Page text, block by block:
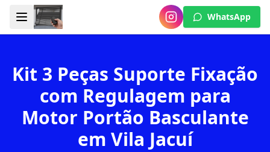
WhatsApp
Kit 3 Peças Suporte Fixação
com Regulagem para
Motor Portão Basculante
em Vila Jacuí